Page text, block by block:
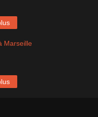
Marseille